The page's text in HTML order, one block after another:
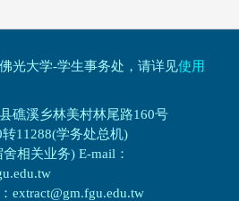
光大学-学生事务处，请详见使用
礁溪乡林美村林尾路160号
11288(学务处总机)
相关业务) E-mail：
extract@gm.fgu.edu.tw